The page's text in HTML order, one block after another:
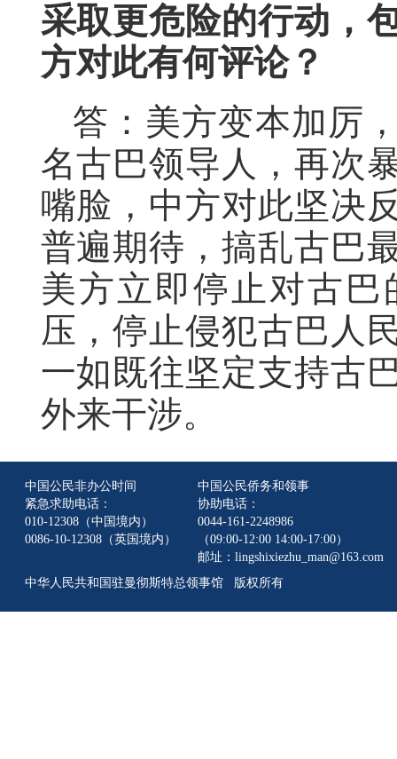
采取更危险的行动，
方对此有何评论？
答：美方变本加厉
名古巴领导人，再次
嘴脸，中方对此坚决
普遍期待，搞乱古巴
美方立即停止对古
压，停止侵犯古巴人
一如既往坚定支持古
外来干涉。
中国公民非办公时间
紧急求助电话：
010-12308（中国境内）
0086-10-12308（英国境内）
中国公民侨务和领事
协助电话：
0044-161-2248986
（09:00-12:00 14:00-17:00）
邮址：lingshixiezhu_man@163.com
中华人民共和国驻曼彻斯特总领事馆 版权所有